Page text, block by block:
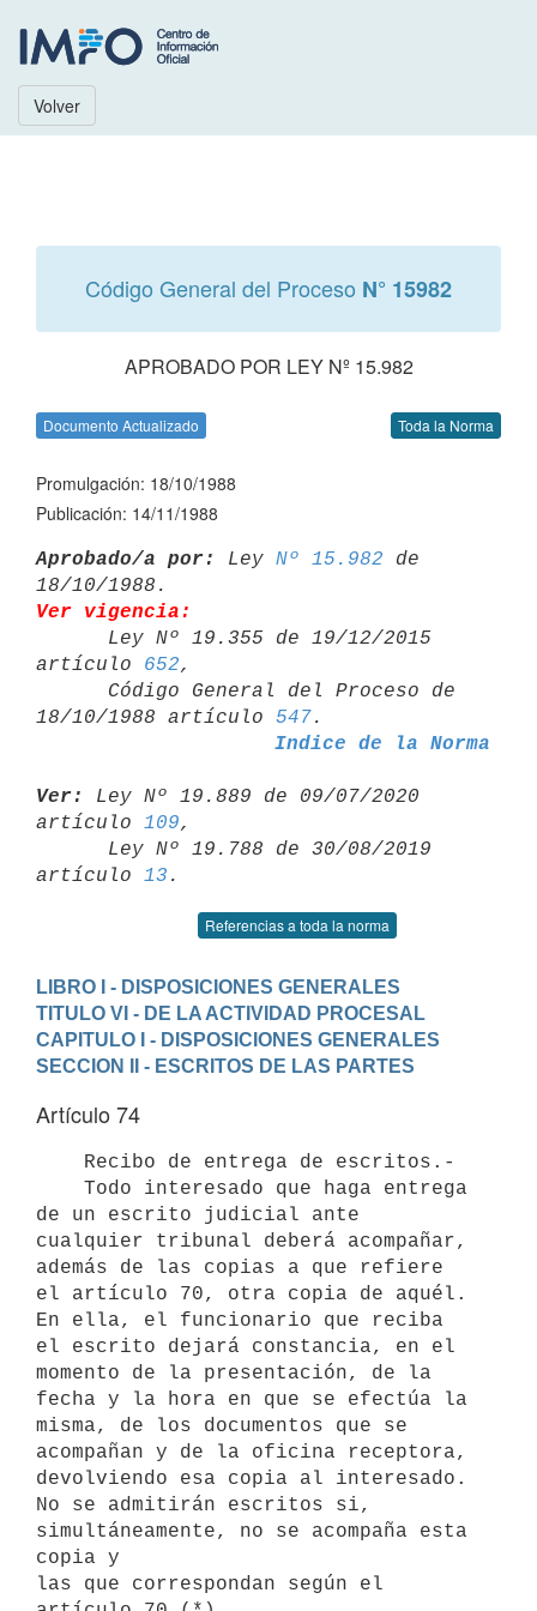
Volver
Código General del Proceso N° 15982
APROBADO POR LEY Nº 15.982
Documento Actualizado Toda la Norma
Promulgación: 18/10/1988
Publicación: 14/11/1988
Aprobado/a por: Ley Nº 15.982 de
Ver vigencia:
artículo 652,
18/10/1988 artículo 547
Indice de la Norma
Ver:
Ley Nº 19.889 de 09/07/2020
artículo 109,
artículo 13
Referencias a toda la norma
LIBRO I - DISPOSICIONES GENERALES
TITULO VI - DE LA ACTIVIDAD PROCESAL
CAPITULO I - DISPOSICIONES GENERALES
SECCION II - ESCRITOS DE LAS PARTES
Artículo 74
de un escrito judicial ante
cualquier tribunal deberá acompañar,
además de las copias a que refiere
el artículo 70, otra copia de aquél.
En ella, el funcionario que reciba
el escrito dejará constancia, en el
momento de la presentación, de la
fecha y la hora en que se efectúa la
misma, de los documentos que se
acompañan y de la oficina receptora,
devolviendo esa copia al interesado.
No se admitirán escritos si,
simultáneamente, no se acompaña esta
copia y
las que correspondan según el